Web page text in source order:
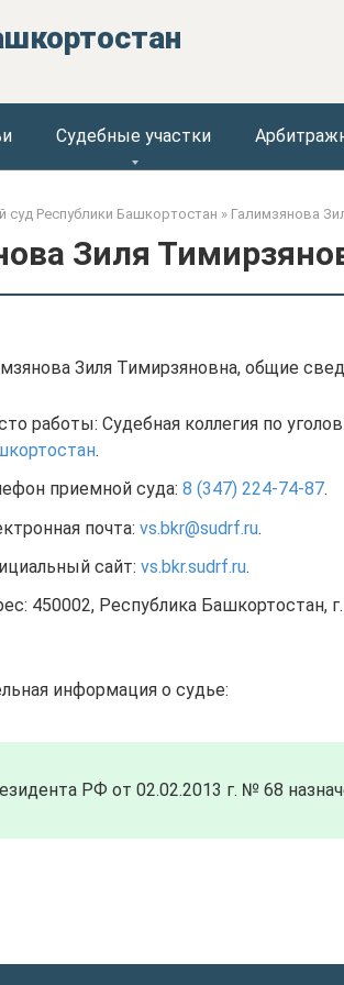
Судебные участки
суд Республики Башкортостан » Галимзянова
Зиля
Зиля Тимирзяновна, общие
работы: Судебная коллегия по
.
приемной суда: 8 (347) 224-74-87.
почта: vs.bkr@sudrf.ru.
сайт: vs.bkr.sudrf.ru.
450002, Республика Башкортостан,
информация о судье:
РФ от 02.02.2013 г. № 68